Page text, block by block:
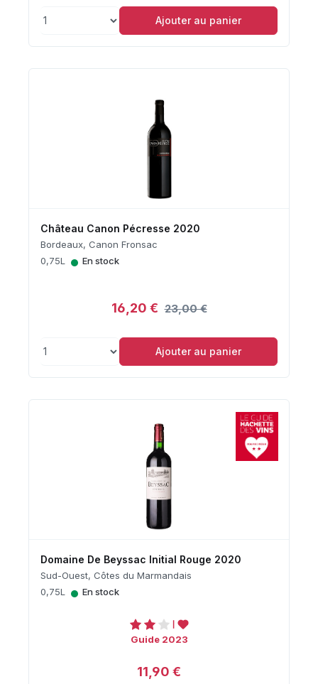
Ajouter au panier
Château Canon Pécresse 2020
Bordeaux, Canon Fronsac
0,75L
• En stock
16,20 € 23,00 €
Ajouter au panier
Domaine De Beyssac Initial Rouge 2020
Sud-Ouest, Côtes du Marmandais
0,75L
• En stock
Guide 2023
11,90 €